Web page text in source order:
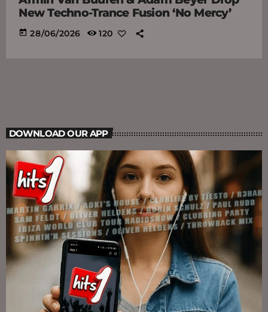
New Techno-Trance Fusion ‘No Mercy’
today 28/06/2026 120
DOWNLOAD OUR APP